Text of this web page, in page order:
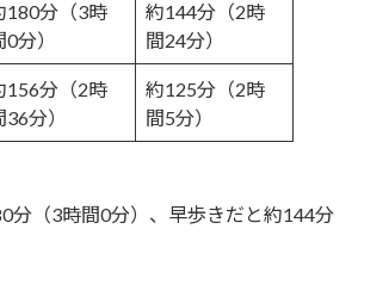
180分（3時
0分）
約144分（2時
間24分）
156分（2時
36分）
約125分（2時
間5分）
分（3時間0分）、早歩きだと約144分